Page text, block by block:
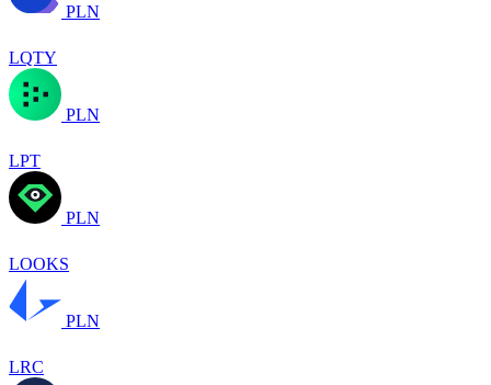
PLN
LQTY
PLN
LPT
PLN
LOOKS
PLN
LRC